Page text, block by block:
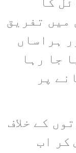
میں تفریق
ہراساں
جا رہا
پر
کے خلاف
کر اب